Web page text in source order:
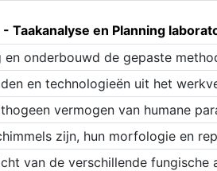
Taakanalyse en Planning
onderbouwd de gepaste
en technologieën uit het
vermogen van humane
zijn, hun morfologie en
van de verschillende